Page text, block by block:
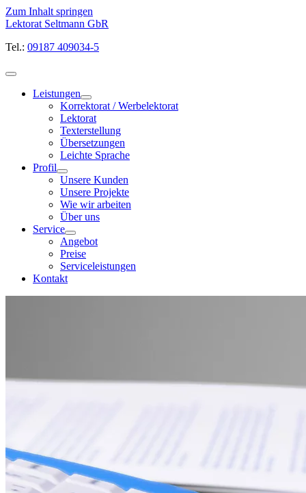
Zum Inhalt springen
Lektorat Seltmann GbR
Tel.: 09187 409034-5
Leistungen
Korrektorat / Werbelektorat
Lektorat
Texterstellung
Übersetzungen
Leichte Sprache
Profil
Unsere Kunden
Unsere Projekte
Wie wir arbeiten
Über uns
Service
Angebot
Preise
Serviceleistungen
Kontakt